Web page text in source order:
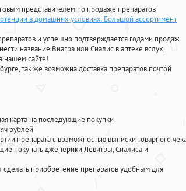
представителем по продаже препаратов
в домашних условиях. Большой ассортимент
и успешно подтверждается годами продаж
название Виагра или Сиалис в аптеке вслух,
нашем сайте!
так же возможна доставка препаратов почтой
карта на последующие покупки
рублей
препарата с возможностью выписки товарного
покупать дженерики Левитры, Сиалиса и
приобретение препаратов удобным для